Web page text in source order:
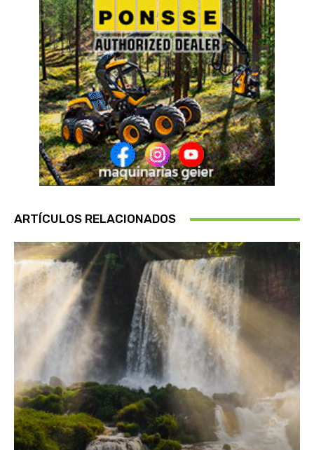
ARTÍCULOS RELACIONADOS